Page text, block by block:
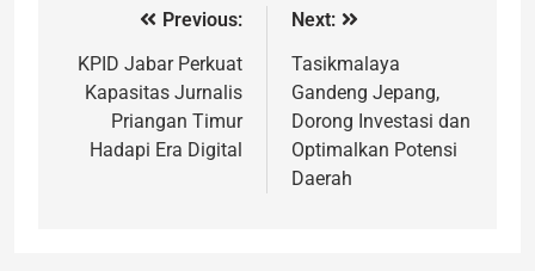
Previous:
KPID Jabar Perkuat
Kapasitas Jurnalis
Priangan Timur
Hadapi Era Digital
Next:
Tasikmalaya
Gandeng Jepang,
Dorong Investasi dan
Optimalkan Potensi
Daerah